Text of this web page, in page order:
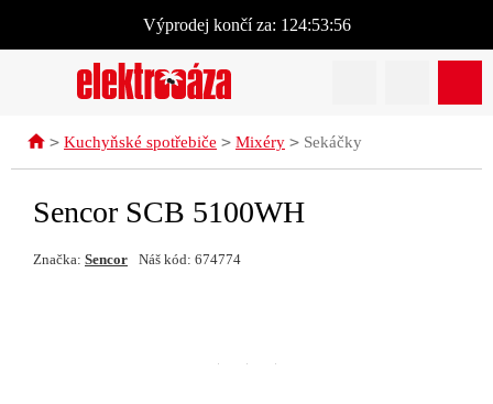
Výprodej končí za: 124:53:56
> Kuchyňské spotřebiče > Mixéry > Sekáčky
Sencor SCB 5100WH
Značka: Sencor Náš kód: 674774